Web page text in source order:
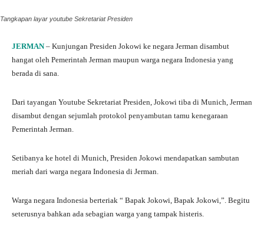
Tangkapan layar youtube Sekretariat Presiden
JERMAN – Kunjungan Presiden Jokowi ke negara Jerman disambut
hangat oleh Pemerintah Jerman maupun warga negara Indonesia yang
berada di sana.
Dari tayangan Youtube Sekretariat Presiden, Jokowi tiba di Munich, Jerman
disambut dengan sejumlah protokol penyambutan tamu kenegaraan
Pemerintah Jerman.
Setibanya ke hotel di Munich, Presiden Jokowi mendapatkan sambutan
meriah dari warga negara Indonesia di Jerman.
Warga negara Indonesia berteriak “ Bapak Jokowi, Bapak Jokowi,”. Begitu
seterusnya bahkan ada sebagian warga yang tampak histeris.